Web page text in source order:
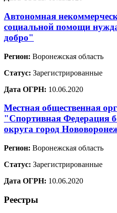
Автономная
социальной помощи
добро"
Регион: Воронежская область
Статус: Зарегистрированные
Дата ОГРН: 10.06.2020
Местная общественная
"Спортивная Федерация
округа город
Регион: Воронежская область
Статус: Зарегистрированные
Дата ОГРН: 10.06.2020
Реестры